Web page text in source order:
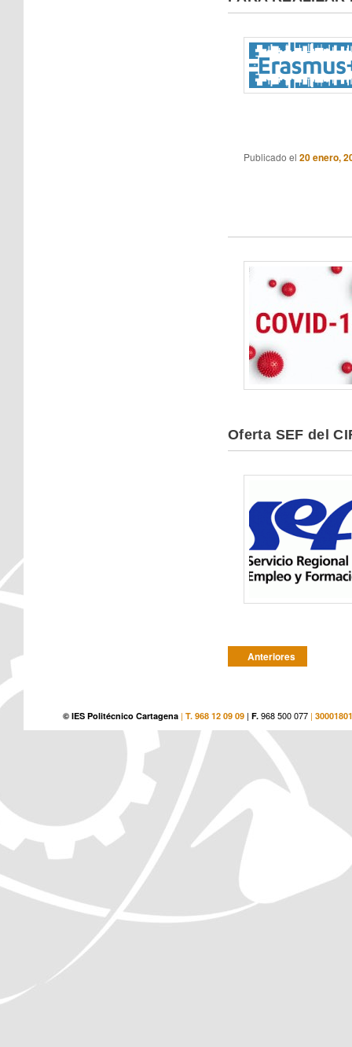
Publicado el 20 enero,
Oferta SEF del
Post navigation
Anteriores
© IES Politécnico Cartagena | T. 968 12 09 09 | F. 968 500 077 |